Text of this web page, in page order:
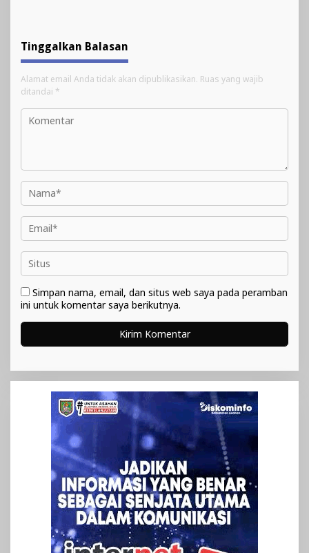
Tinggalkan Balasan
Alamat email Anda tidak akan dipublikasikan. Ruas yang wajib
ditandai *
Simpan nama, email, dan situs web saya pada peramban
ini untuk komentar saya berikutnya.